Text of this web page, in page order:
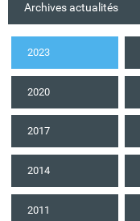
Archives actualités
2023
2020
2017
2014
2011